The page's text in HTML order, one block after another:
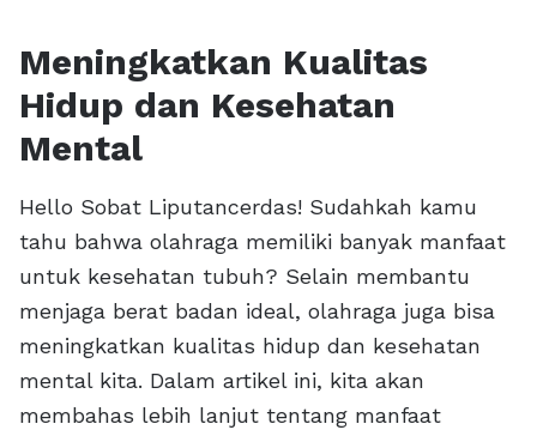
Meningkatkan Kualitas
Hidup dan Kesehatan
Mental
Hello Sobat Liputancerdas! Sudahkah kamu
tahu bahwa olahraga memiliki banyak manfaat
untuk kesehatan tubuh? Selain membantu
menjaga berat badan ideal, olahraga juga bisa
meningkatkan kualitas hidup dan kesehatan
mental kita. Dalam artikel ini, kita akan
membahas lebih lanjut tentang manfaat